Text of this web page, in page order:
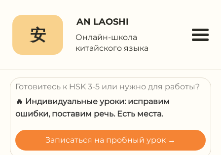
安
AN LAOSHI
Онлайн-школа
китайского языка
Готовитесь к HSK 3-5 или нужно для работы?
🔥 Индивидуальные уроки: исправим
ошибки, поставим речь. Есть места.
Записаться на пробный урок →